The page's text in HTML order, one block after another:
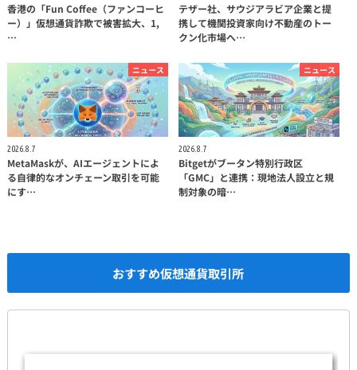
香港の「Fun Coffee（ファンコーヒ
ー）」仮想通貨詐欺で被害拡大、1,
…
テザー社、サウジアラビア企業と提
携して機関投資家向け不動産のトー
クン化市場へ…
ニュース
2026.8.7
MetaMaskが、AIエージェントによ
る自律的なオンチェーン取引を可能
にす…
ニュース
2026.8.7
Bitgetがブータン特別行政区
「GMC」と連携：現地法人設立と規
制対象の暗…
おすすめ仮想通貨取引所